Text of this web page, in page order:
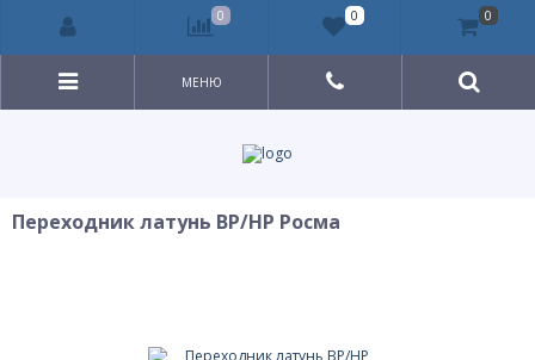
МЕНЮ
Переходник латунь ВР/НР Росма
0 0 0